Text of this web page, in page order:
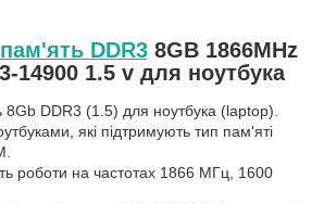
DDR38GB 1866MHz
14900 1.5 v для ноутбука
DDR3 (1.5) для ноутбука (laptop).
які підтримують тип пам'яті
роботи на частотах 1866 МГц, 1600